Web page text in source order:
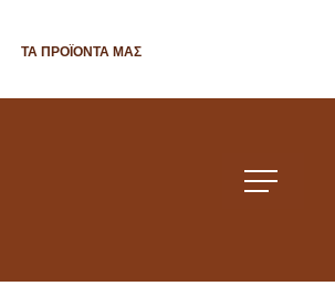
ΤΑ ΠΡΟΪΌΝΤΑ ΜΑΣ